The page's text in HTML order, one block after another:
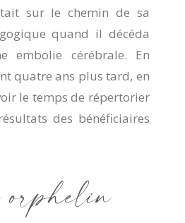
sur le chemin de sa
quand il décéda
embolie cérébrale. En
quatre ans plus tard, en
le temps de répertorier
des bénéficiaires